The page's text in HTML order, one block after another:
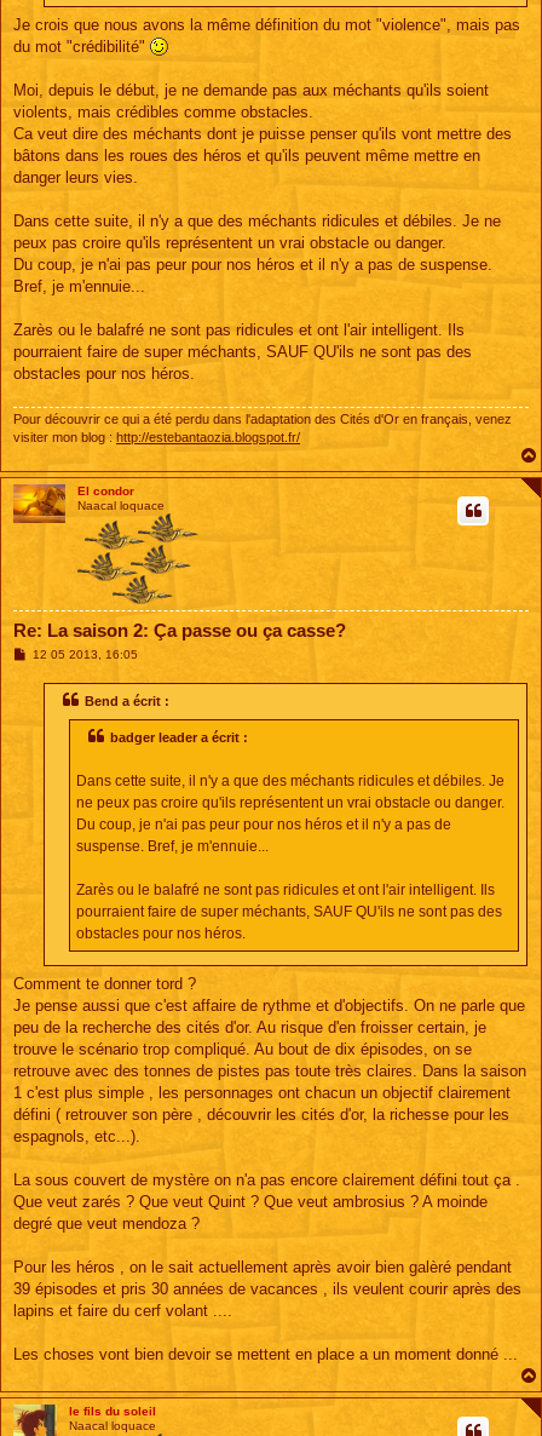
Je crois que nous avons la même définition du mot "violence", mais pas
du mot "crédibilité"
Moi, depuis le début, je ne demande pas aux méchants qu'ils soient
violents, mais crédibles comme obstacles.
Ca veut dire des méchants dont je puisse penser qu'ils vont mettre des
bâtons dans les roues des héros et qu'ils peuvent même mettre en
danger leurs vies.
Dans cette suite, il n'y a que des méchants ridicules et débiles. Je ne
peux pas croire qu'ils représentent un vrai obstacle ou danger.
Du coup, je n'ai pas peur pour nos héros et il n'y a pas de suspense.
Bref, je m'ennuie...
Zarès ou le balafré ne sont pas ridicules et ont l'air intelligent. Ils
pourraient faire de super méchants, SAUF QU'ils ne sont pas des
obstacles pour nos héros.
Pour découvrir ce qui a été perdu dans l'adaptation des Cités d'Or en français, venez
visiter mon blog : http://estebantaozia.blogspot.fr/
El condor
Naacal loquace
Re: La saison 2: Ça passe ou ça casse?
M12 05 2013, 16:05
Bend a écrit :
badger leader a écrit :
Dans cette suite, il n'y a que des méchants ridicules et débiles. Je
ne peux pas croire qu'ils représentent un vrai obstacle ou danger.
Du coup, je n'ai pas peur pour nos héros et il n'y a pas de
suspense. Bref, je m'ennuie...
Zarès ou le balafré ne sont pas ridicules et ont l'air intelligent. Ils
pourraient faire de super méchants, SAUF QU'ils ne sont pas des
obstacles pour nos héros.
Comment te donner tord ?
Je pense aussi que c'est affaire de rythme et d'objectifs. On ne parle que
peu de la recherche des cités d'or. Au risque d'en froisser certain, je
trouve le scénario trop compliqué. Au bout de dix épisodes, on se
retrouve avec des tonnes de pistes pas toute très claires. Dans la saison
1 c'est plus simple , les personnages ont chacun un objectif clairement
défini ( retrouver son père , découvrir les cités d'or, la richesse pour les
espagnols, etc...).
La sous couvert de mystère on n'a pas encore clairement défini tout ça .
Que veut zarés ? Que veut Quint ? Que veut ambrosius ? A moinde
degré que veut mendoza ?
Pour les héros , on le sait actuellement après avoir bien galèré pendant
39 épisodes et pris 30 années de vacances , ils veulent courir après des
lapins et faire du cerf volant ....
Les choses vont bien devoir se mettent en place a un moment donné ...
le fils du soleil
Naacal loquace